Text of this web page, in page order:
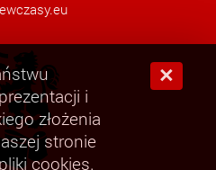
×
i
złożenia
stronie
cookies.